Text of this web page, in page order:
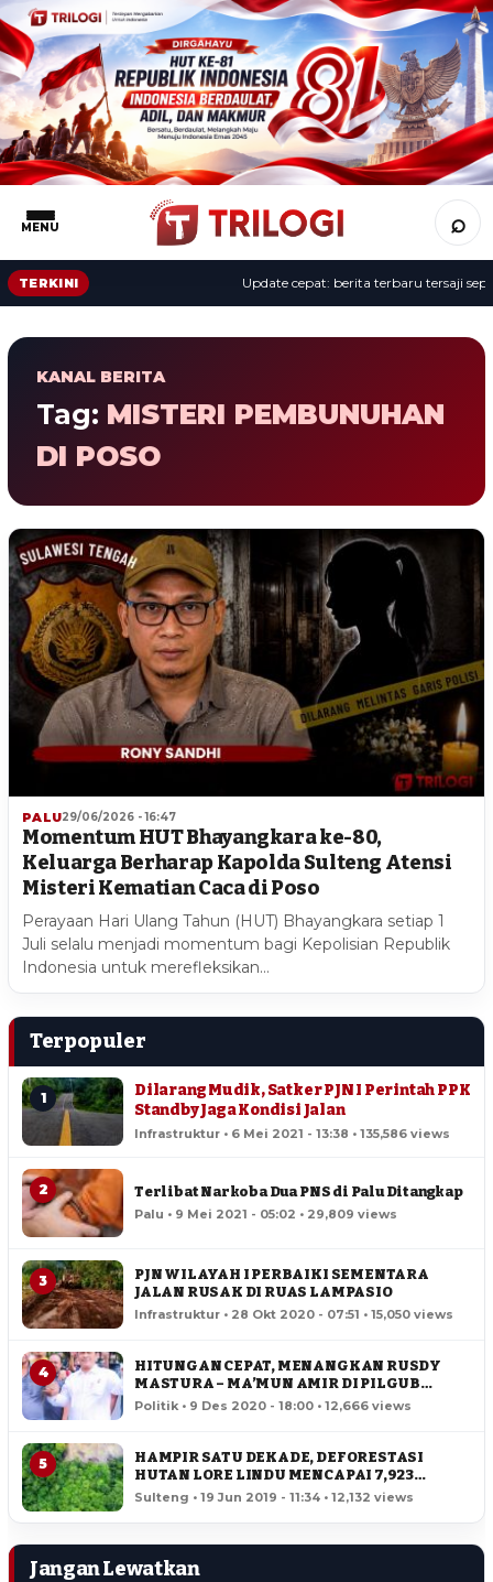
MENU ⌕
TERKINI Update cepat: berita terbaru tersaji
KANAL BERITA
Tag: MISTERI PEMBUNUHAN
DI POSO
PALU29/06/2026 - 16:47
Momentum HUT Bhayangkara ke-80,
Keluarga Berharap Kapolda Sulteng Atensi
Misteri Kematian Caca di Poso
Perayaan Hari Ulang Tahun (HUT) Bhayangkara setiap 1
Juli selalu menjadi momentum bagi Kepolisian Republik
Indonesia untuk merefleksikan…
Terpopuler
1
Dilarang Mudik, Satker PJN I Perintah PPK
Standby Jaga Kondisi Jalan
Infrastruktur • 6 Mei 2021 - 13:38 • 135,586 views
2 Terlibat Narkoba Dua PNS di Palu Ditangkap
Palu • 9 Mei 2021 - 05:02 • 29,809 views
3
PJN WILAYAH I PERBAIKI SEMENTARA
JALAN RUSAK DI RUAS LAMPASIO
Infrastruktur • 28 Okt 2020 - 07:51 • 15,050 views
4
HITUNGAN CEPAT, MENANGKAN RUSDY
MASTURA – MA’MUN AMIR DI PILGUB
SULTENG
Politik • 9 Des 2020 - 18:00 • 12,666 views
5
HAMPIR SATU DEKADE, DEFORESTASI
HUTAN LORE LINDU MENCAPAI 7,923
HEKTAR
Sulteng • 19 Jun 2019 - 11:34 • 12,132 views
Jangan Lewatkan